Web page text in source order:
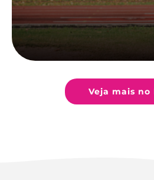
Veja mais no